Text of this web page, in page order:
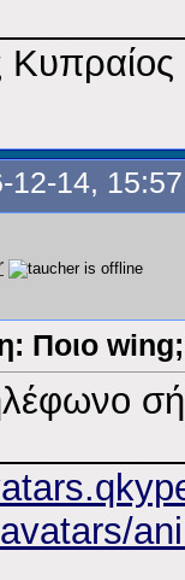
Κυπραίος
12-14, 15:57
Ποιο wing;